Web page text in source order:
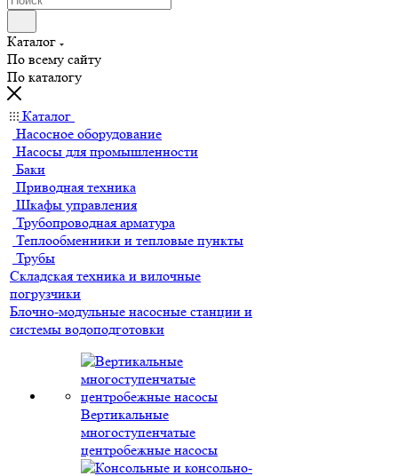
Каталог
По всему сайту
По каталогу
Каталог
Насосное оборудование
Насосы для промышленности
Баки
Приводная техника
Шкафы управления
Трубопроводная арматура
Теплообменники и тепловые пункты
Трубы
Складская техника и вилочные
погрузчики
Блочно-модульные насосные станции и
системы водоподготовки
Вертикальные
многоступенчатые
центробежные насосы